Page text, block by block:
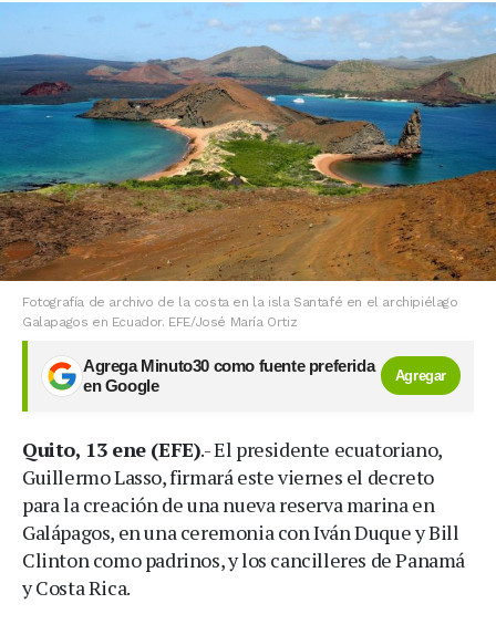
Fotografía de archivo de la costa en la isla Santafé en el archipiélago
Galapagos en Ecuador. EFE/José María Ortiz
Agrega Minuto30 como fuente preferida
en Google
Agregar
Quito, 13 ene (EFE).- El presidente ecuatoriano,
Guillermo Lasso, firmará este viernes el decreto
para la creación de una nueva reserva marina en
Galápagos, en una ceremonia con Iván Duque y Bill
Clinton como padrinos, y los cancilleres de Panamá
y Costa Rica.